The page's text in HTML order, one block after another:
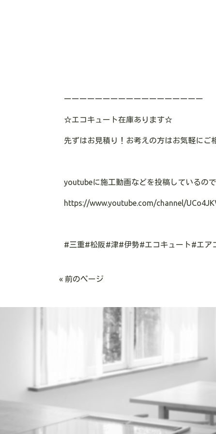
ーーーーーーーーーーーーーーーーーー
☆エコキュート在庫あります☆
先ずはお見積り！お考えの方はお気軽にご
youtubeに施工動画などを投稿しているの
https://www.youtube.com/channel/
#三重#松阪#津#伊勢#エコキュート#エア
« 前のページ